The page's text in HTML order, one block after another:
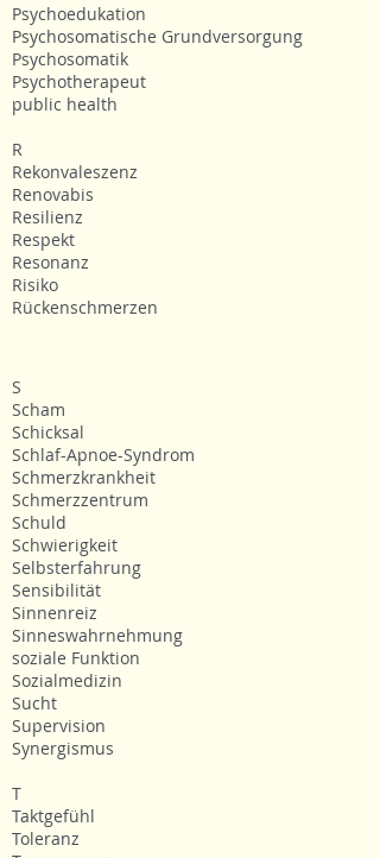
Psychoedukation
Psychosomatische Grundversorgung
Psychosomatik
Psychotherapeut
public health
R
Rekonvaleszenz
Renovabis
Resilienz
Respekt
Resonanz
Risiko
Rückenschmerzen
S
Scham
Schicksal
Schlaf-Apnoe-Syndrom
Schmerzkrankheit
Schmerzzentrum
Schuld
Schwierigkeit
Selbsterfahrung
Sensibilität
Sinnenreiz
Sinneswahrnehmung
soziale Funktion
Sozialmedizin
Sucht
Supervision
Synergismus
T
Taktgefühl
Toleranz